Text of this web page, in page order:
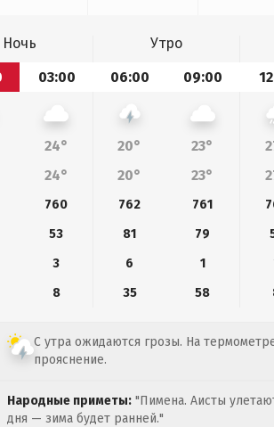
Ночь Утро
03:00 06:00 09:00
24° 20° 23°
24° 20° 23°
760 762 761
53 81 79
3 6 1
8 35 58
С утра ожидаются грозы. На
прояснение.
Народные приметы: "Пимена. Аисты
дня — зима будет ранней."